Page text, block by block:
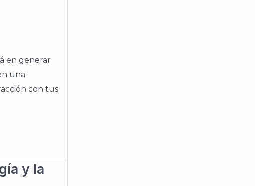
en generar
una
con tus
y la